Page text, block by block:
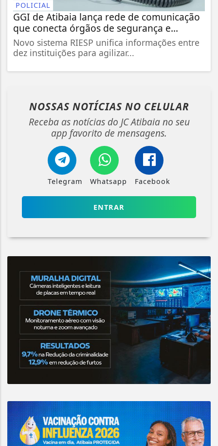
POLICIAL
GGI de Atibaia lança rede de comunicação
que conecta órgãos de segurança e...
Novo sistema RIESP unifica informações entre
dez instituições para agilizar...
NOSSAS NOTÍCIAS NO CELULAR
Receba as notícias do JC Atibaia no seu
app favorito de mensagens.
Telegram Whatsapp Facebook
ENTRAR